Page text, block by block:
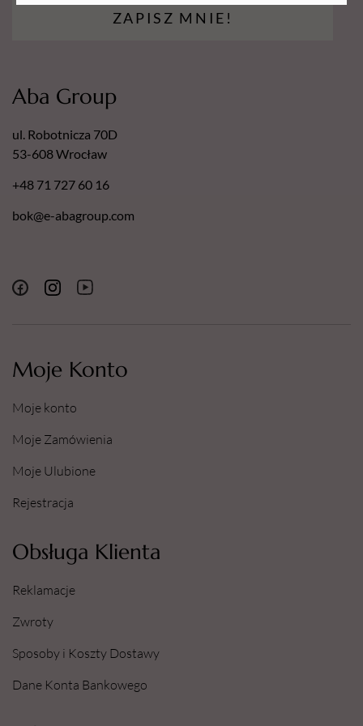
dermatologicznym.
Certyfikat - Europejski lider jakości.
ZAPISZ MNIE!
Moje Konto
Moje konto
Moje Zamówienia
Moje Ulubione
Rejestracja
Obsługa Klienta
Reklamacje
Zwroty
Sposoby i Koszty Dostawy
Dane Konta Bankowego
Aba Group
ul. Robotnicza 70D
53-608 Wrocław
+48 71 727 60 16
bok@e-abagroup.com